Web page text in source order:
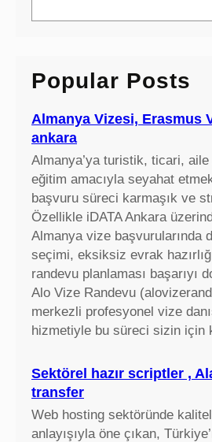
a
h
Popular Posts
Almanya Vizesi, Erasmus
ankara
Almanya’ya turistik, ticari,
eğitim amacıyla seyahat
başvuru süreci karmaşık ve
Özellikle iDATA Ankara
Almanya vize başvurularında
seçimi, eksiksiz evrak
randevu planlaması başarıyı
Alo Vize Randevu
merkezli profesyonel vize
hizmetiyle bu süreci sizin için
Sektörel hazır scriptler ,
transfer
Web hosting sektöründe
anlayışıyla öne çıkan,